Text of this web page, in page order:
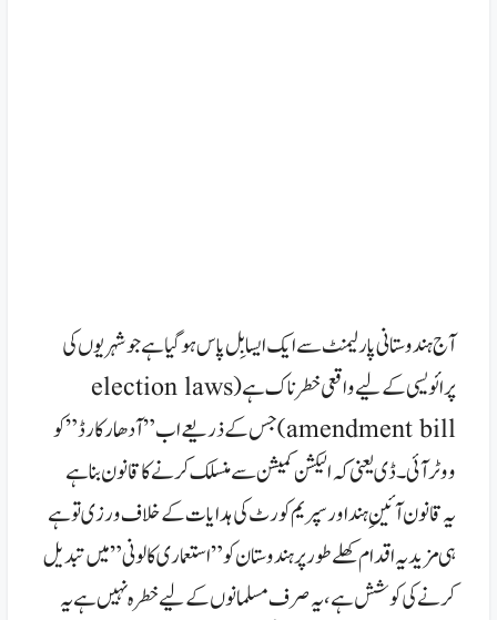
آج ہندوستانی پارلیمنٹ سے ایک ایسا بِل پاس ہوگیاہے جو شہریوں کی
پرائویسی کے لیے واقعی خطرناک ہے (election laws
amendment bill) جس کے ذریعے اب ” آدھار کارڈ ” کو
ووٹر آئی۔ڈی یعنی کہ الیکشن کمیشن سے منسلک کرنے کا قانون بنا ہے
یہ قانون آئینِ ہند اور سپریم کورٹ کی ہدایات کےخلاف ورزی تو ہے
ہی مزید یہ اقدام کھلے طورپر ہندوستان کو ” استعماری کالونی ” میں تبدیل
کرنے کی کوشش ہے، یہ صرف مسلمانوں کے لیے خطرہ نہیں ہے یہ